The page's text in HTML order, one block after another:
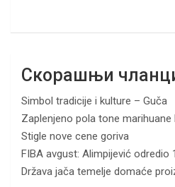
Скорашњи
Simbol tradicije i kulture – Guča
Zaplenjeno pola tone marihuane
Stigle nove cene goriva
FIBA avgust: Alimpijević odredio
Država jača temelje domaće